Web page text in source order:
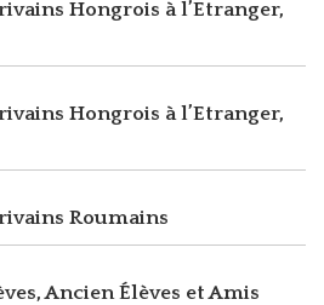
Hongrois à l’Etranger,
Hongrois à l’Etranger,
Roumains
Ancien Élèves et Amis